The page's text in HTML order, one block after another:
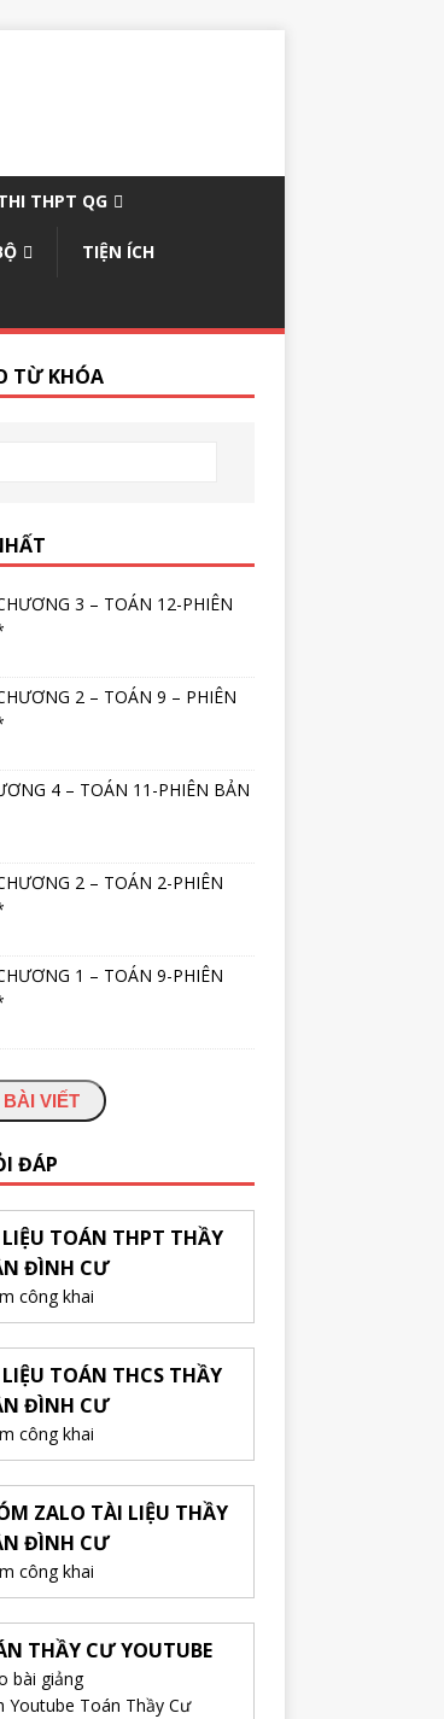
THPT QG
TIỆN ÍCH
TỪ KHÓA
3 – TOÁN 12-PHIÊN
2 – TOÁN 9 – PHIÊN
4 – TOÁN 11-PHIÊN BẢN
2 – TOÁN 2-PHIÊN
1 – TOÁN 9-PHIÊN
VIẾT
ĐÁP
TOÁN THPT THẦY
ĐÌNH CƯ
công khai
TOÁN THCS THẦY
ĐÌNH CƯ
công khai
ZALO TÀI LIỆU THẦY
ĐÌNH CƯ
công khai
THẦY CƯ YOUTUBE
bài giảng
Youtube Toán Thầy Cư